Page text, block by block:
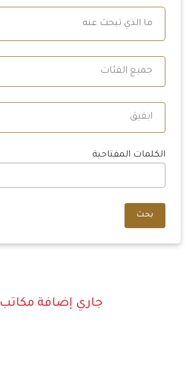
جميع الفئات
ابقيق
الكلمات المفتاحية
بحث
جاري إضافة مكاتب